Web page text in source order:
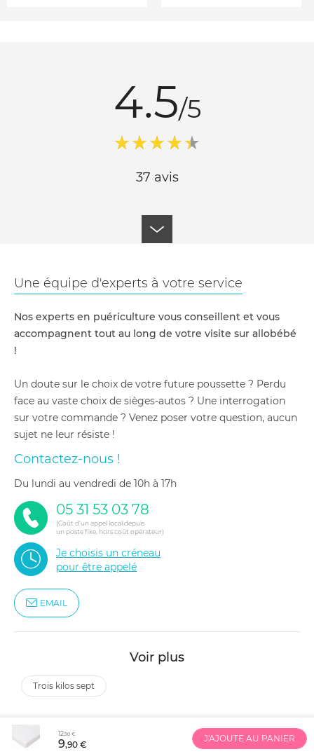
4.5/5
37 avis
Une équipe d'experts à votre service
Nos experts en puériculture vous conseillent et vous
accompagnent tout au long de votre visite sur allobébé
!
Un doute sur le choix de votre future poussette ? Perdu
face au vaste choix de sièges-autos ? Une interrogation
sur votre commande ? Venez poser votre question, aucun
sujet ne leur résiste !
Contactez-nous !
du lundi au vendredi de 10h à 17h
05 31 53 03 78
(Coût d'un appel local depuis
un poste fixe, hors coût opérateur)
Je choisis un créneau
pour être appelé
EMAIL
Voir plus
trois kilos sept
12,90 €
9,90 €
J'AJOUTE AU PANIER